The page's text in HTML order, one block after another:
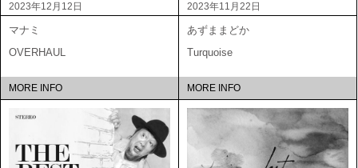
2023年12月12日
マナミ
OVERHAUL
MORE INFO
2023年11月22日
あずままどか
Turquoise
MORE INFO